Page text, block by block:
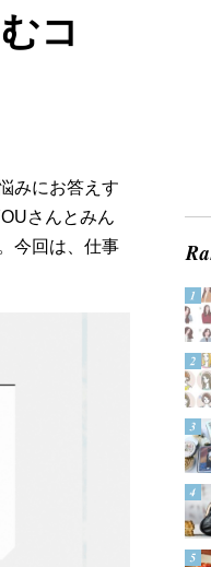
コ
みにお答えす
さんとみん
今回は、仕事